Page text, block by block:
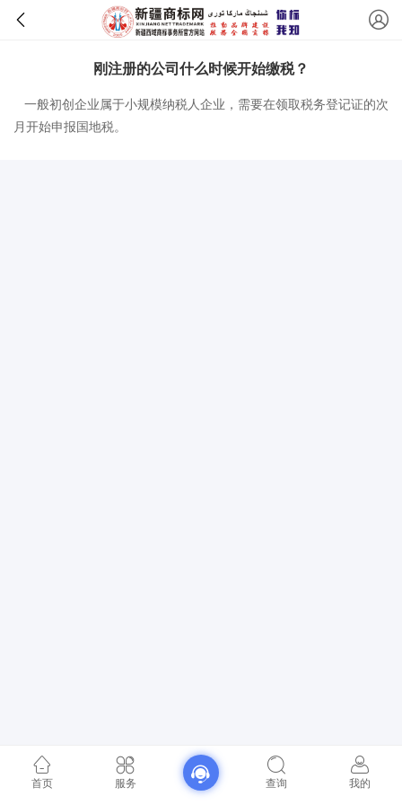
刚注册的公司什么时候开始缴税？
一般初创企业属于小规模纳税人企业，需要在领取税务登记证的次
月开始申报国地税。
首页 服务 查询 我的